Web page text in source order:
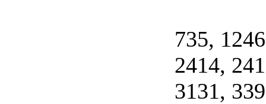
735,
2414,
3131,